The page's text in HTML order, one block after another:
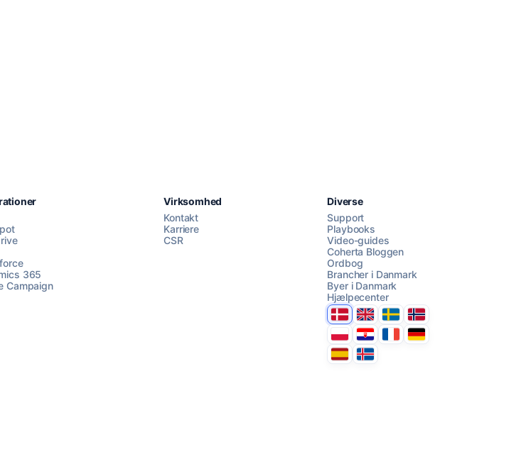
AI Campaign Assist
365
Campaign
Virksomhed
Kontakt
Karriere
CSR
Diverse
Support
Playbooks
Video-guides
Coherta Bloggen
Ordbog
Brancher i Danmark
Byer i Danmark
Hjælpecenter
DanmarkUnited Kingdom
SverigeNorge
PolskaHrvatskaFranceDeutschland
EspanaÍsland